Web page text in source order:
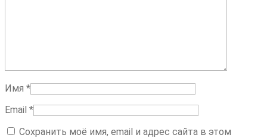
Имя *
Email *
Сохранить моё имя, email и адрес сайта в этом